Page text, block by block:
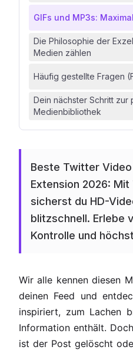
GIFs und MP3s:
Die Philosophie der
Medien zählen
Häufig gestellte Fragen
Dein nächster Schritt zur
Medienbibliothek
Beste Twitter
Extension 2026:
sicherst du HD-
blitzschnell. Erlebe
Kontrolle und
Wir alle kennen diesen
deinen Feed und
inspiriert, zum Lachen
Information enthält.
ist der Post gelöscht